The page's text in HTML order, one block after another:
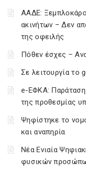
ΑΑΔΕ:
ακινήτων – Δεν
της οφειλής
Πόθεν έσχες –
Σε λειτουργία το
e-ΕΦΚΑ: Παράταση
της προθεσμίας
Ψηφίστηκε το
και αναπηρία
Νέα Ενιαία
φυσικών